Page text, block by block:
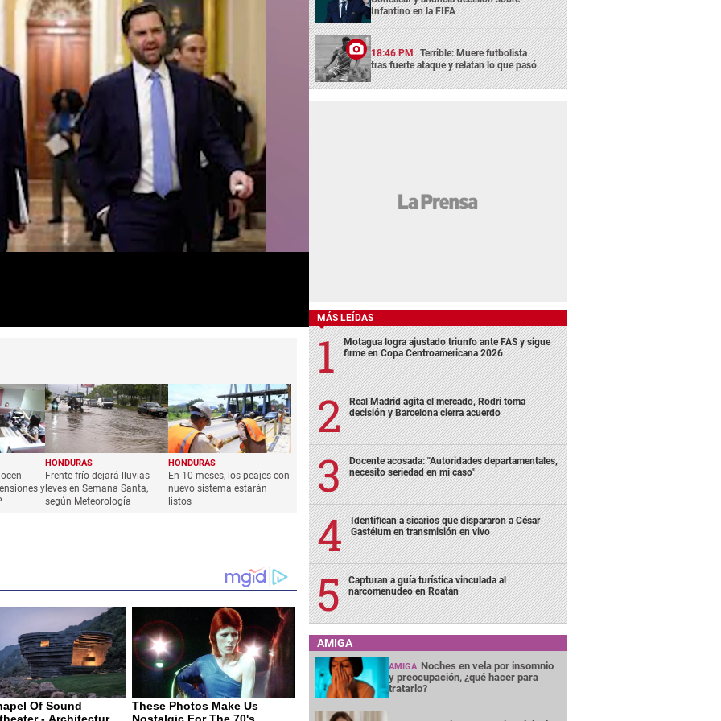
y
HONDURAS
Frente frío dejará lluvias
leves en Semana Santa,
según Meteorología
HONDURAS
En 10 meses, los peajes con
nuevo sistema estarán
listos
Infantino en la FIFA
18:46 PM Terrible: Muere futbolista
tras fuerte ataque y relatan lo que pasó
MÁS LEÍDAS
Motagua logra ajustado triunfo ante FAS y sigue
firme en Copa Centroamericana 2026
Real Madrid agita el mercado, Rodri toma
decisión y Barcelona cierra acuerdo
Docente acosada: "Autoridades departamentales,
necesito seriedad en mi caso"
Identifican a sicarios que dispararon a César
Gastélum en transmisión en vivo
Capturan a guía turística vinculada al
narcomenudeo en Roatán
AMIGA
AMIGA Noches en vela por insomnio
y preocupación, ¿qué hacer para
tratarlo?